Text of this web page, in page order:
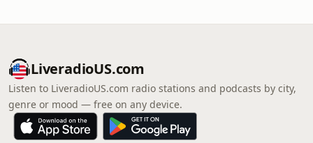
LiveradioUS.com
Listen to LiveradioUS.com radio stations and podcasts by city,
genre or mood — free on any device.